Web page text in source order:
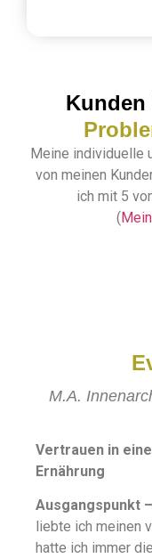
Kunden
Meine individuelle
von meinen
ich mit 5
(
M.A.
Vertrauen in
Ernährung
Ausgangspunkt
liebte ich meinen
hatte ich immer